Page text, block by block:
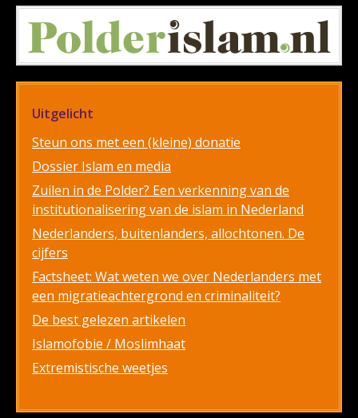
Uitgelicht
Steun ons met een (kleine) donatie
Dossier Islam en media
Zuilen in de Polder? Een verkenning van de
institutionalisering van de islam in Nederland
Nederlanders, buitenlanders, allochtonen. De
cijfers
Factsheet: Wat weten we over Nederlanders met
een migratieachtergrond en criminaliteit?
De best gelezen artikelen
Islamofobie / Moslimhaat
Extremistische weetjes